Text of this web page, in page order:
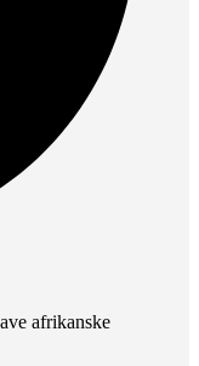
afrikanske